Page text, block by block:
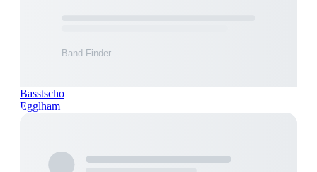
Basstscho
Egglham